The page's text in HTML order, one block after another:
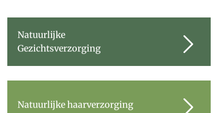
Natuurlijke
Gezichtsverzorging
Natuurlijke haarverzorging